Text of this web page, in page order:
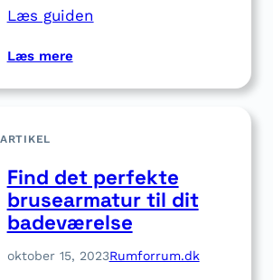
Læs guiden
Læs mere:
i
i
n
n
ARTIKEL
Find det perfekte
brusearmatur til dit
badeværelse
oktober 15, 2023Rumforrum.dk